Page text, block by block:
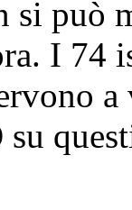
si può
I 74